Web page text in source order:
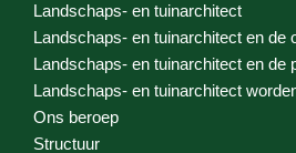
Landschaps- en tuinarchitect
Landschaps- en tuinarchitect en de
Landschaps- en tuinarchitect en de
Landschaps- en tuinarchitect
Ons beroep
Structuur